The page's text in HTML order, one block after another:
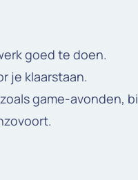
goed te doen.
je klaarstaan.
game-avonden,